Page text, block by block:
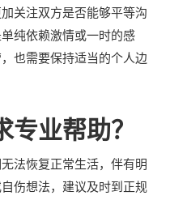
关注双方是否能够平等沟
纯依赖激情或一时的感
也需要保持适当的个人边
业帮助？
法恢复正常生活，伴有明
伤想法，建议及时到正规